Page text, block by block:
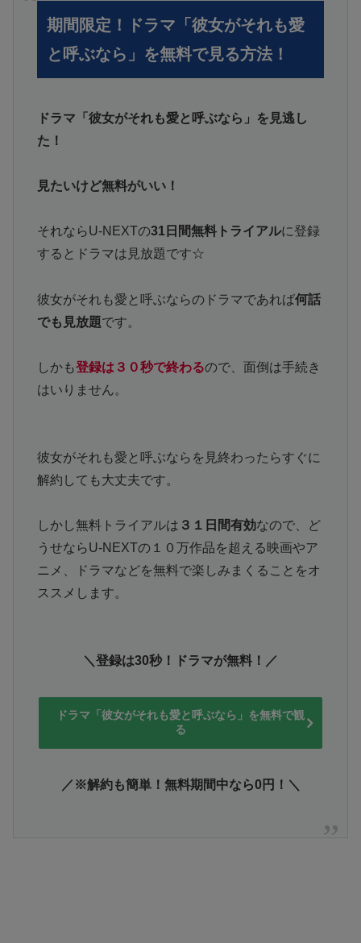
期間限定！ドラマ「彼女がそれも愛
と呼ぶなら」を無料で見る方法！
ドラマ「彼女がそれも愛と呼ぶなら」を見逃し
た！
見たいけど無料がいい！
それならU-NEXTの31日間無料トライアルに登録
するとドラマは見放題です☆
彼女がそれも愛と呼ぶならのドラマであれば何話
でも見放題です。
しかも登録は３０秒で終わるので、面倒は手続き
はいりません。
彼女がそれも愛と呼ぶならを見終わったらすぐに
解約しても大丈夫です。
しかし無料トライアルは ３１日間有効なので、ど
うせならU-NEXTの１０万作品を超える映画やア
ニメ、ドラマなどを無料で楽しみまくることをオ
ススメします。
＼登録は30秒！ドラマが無料！／
ドラマ「彼女がそれも愛と呼ぶなら」を無料で観
る
／※解約も簡単！無料期間中なら0円！＼